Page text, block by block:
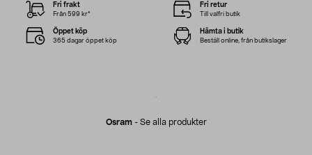
Osram- Se alla produkter
Fri frakt
Från 599 kr*
Fri retur
Till valfri butik
Öppet köp
365 dagar öppet köp
Hämta i butik
Beställ online, från butikslager